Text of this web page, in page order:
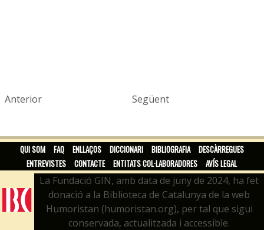
Anterior Següent
QUI SOM FAQ ENLLAÇOS DICCIONARI BIBLIOGRAFIA
DESCÀRREGUES
ENTREVISTES
CONTACTE ENTITATS COL·LABORADORES AVÍS LEGAL
La Fundació GIN, amb data de juny de 2024, ha fet
donació a la Biblioteca de Catalunya de la web
Humoristan (humoristan.org), per tal que sigui
conservada, actualitzada i accessible.